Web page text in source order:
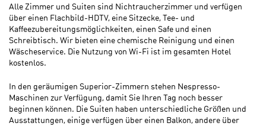
Alle Zimmer und Suiten sind Nichtraucherzimmer und verfügen
über einen Flachbild-HDTV, eine Sitzecke, Tee- und
Kaffeezubereitungsmöglichkeiten, einen Safe und einen
Schreibtisch. Wir bieten eine chemische Reinigung und einen
Wäscheservice. Die Nutzung von Wi-Fi ist im gesamten Hotel
kostenlos.
In den geräumigen Superior-Zimmern stehen Nespresso-
Maschinen zur Verfügung, damit Sie Ihren Tag noch besser
beginnen können. Die Suiten haben unterschiedliche Größen und
Ausstattungen, einige verfügen über einen Balkon, andere über